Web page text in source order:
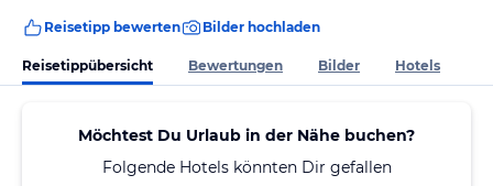
Reisetipp bewerten Bilder hochladen
Reisetippübersicht Bewertungen Bilder Hotels
Möchtest Du Urlaub in der Nähe buchen?
Folgende Hotels könnten Dir gefallen